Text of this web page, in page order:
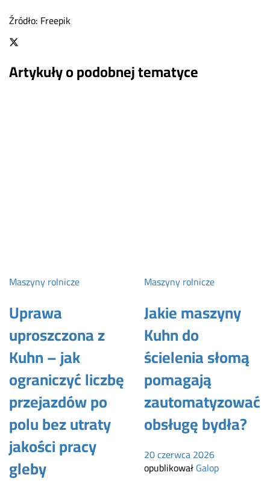
Źródło: Freepik
Artykuły o podobnej tematyce
Maszyny rolnicze
Uprawa
uproszczona z
Kuhn – jak
ograniczyć liczbę
przejazdów po
polu bez utraty
jakości pracy
gleby
Maszyny rolnicze
Jakie maszyny
Kuhn do
ścielenia słomą
pomagają
zautomatyzować
obsługę bydła?
20 czerwca 2026
opublikowałGalop